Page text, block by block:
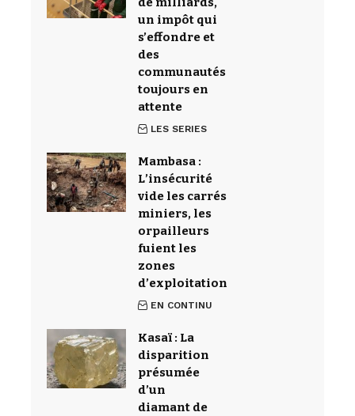
un impôt qui
s’effondre et
des
communautés
toujours en
attente
LES SERIES
Mambasa :
L’insécurité
vide les carrés
miniers, les
orpailleurs
fuient les
zones
d’exploitation
EN CONTINU
Kasaï : La
disparition
présumée
d’un
diamant de